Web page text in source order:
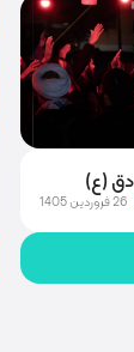
6 اسفند 1404